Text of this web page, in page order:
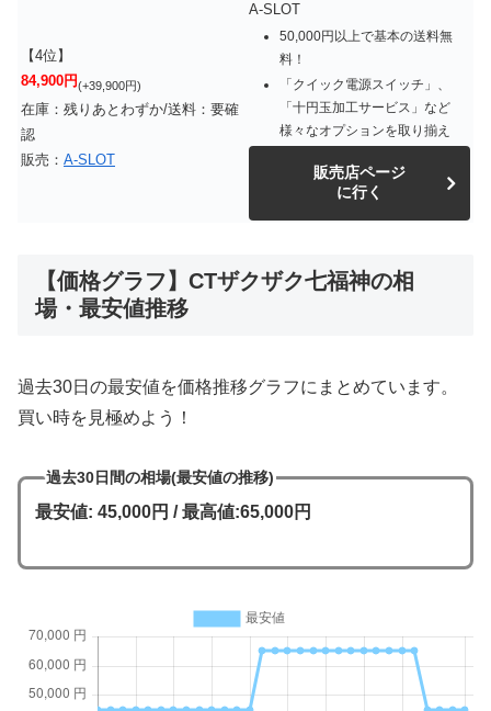
【4位】
84,900円(+39,900円)
在庫：残りあとわずか/送料：要確
認
販売： A-SLOT
A-SLOT
50,000円以上で基本の送料無
料！
「クイック電源スイッチ」、
「十円玉加工サービス」など
様々なオプションを取り揃え
販売店ページ
に行く
【価格グラフ】CTザクザク七福神の相
場・最安値推移
過去30日の最安値を価格推移グラフにまとめています。
買い時を見極めよう！
過去30日間の相場(最安値の推移)
最安値: 45,000円 / 最高値:65,000円